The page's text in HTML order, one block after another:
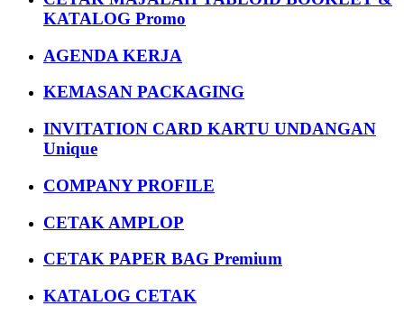
KATALOG Promo
AGENDA KERJA
KEMASAN PACKAGING
INVITATION CARD KARTU UNDANGAN
Unique
COMPANY PROFILE
CETAK AMPLOP
CETAK PAPER BAG Premium
KATALOG CETAK